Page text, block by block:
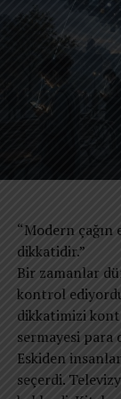
Çoktan düşmüş
Kör inançların
Yırtınıp
Ne melun bir aç
İnsanlık
Bir çiçek
İnsan bu, can
“Modern çağın
dikkatidir.”
Bir zamanlar
kontrol
dikkatimizi
sermayesi para
Eskiden
seçerdi.